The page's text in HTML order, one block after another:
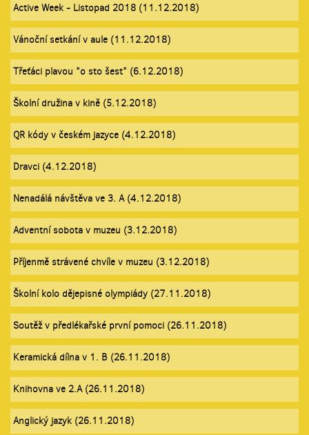
Active Week - Listopad 2018 (11.12.2018)
Vánoční setkání v aule (11.12.2018)
Třeťáci plavou "o sto šest" (6.12.2018)
Školní družina v kině (5.12.2018)
QR kódy v českém jazyce (4.12.2018)
Dravci (4.12.2018)
Nenadálá návštěva ve 3. A (4.12.2018)
Adventní sobota v muzeu (3.12.2018)
Příjenmě strávené chvíle v muzeu (3.12.2018)
Školní kolo dějepisné olympiády (27.11.2018)
Soutěž v předlékařské první pomoci (26.11.2018)
Keramická dílna v 1. B (26.11.2018)
Knihovna ve 2.A (26.11.2018)
Anglický jazyk (26.11.2018)